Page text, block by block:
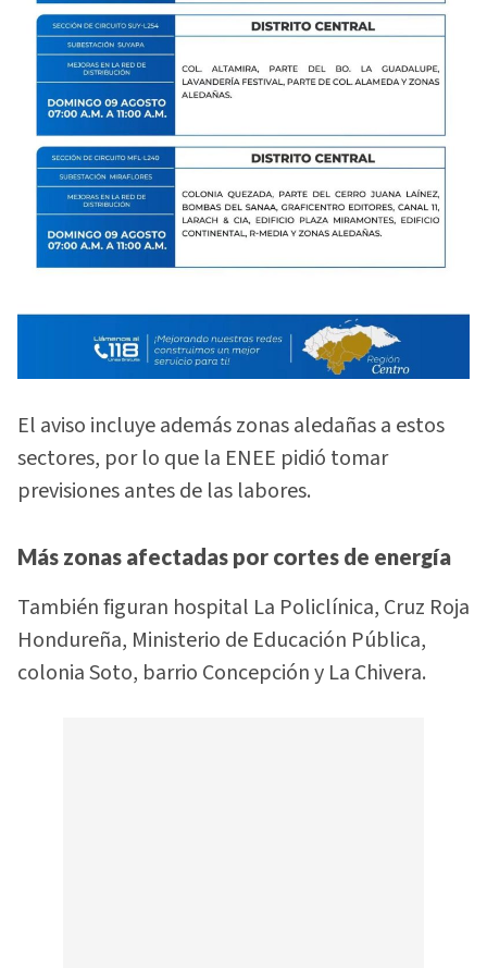
El aviso incluye además zonas aledañas a estos
sectores, por lo que la ENEE pidió tomar
previsiones antes de las labores.
Más zonas afectadas por cortes de energía
También figuran hospital La Policlínica, Cruz Roja
Hondureña, Ministerio de Educación Pública,
colonia Soto, barrio Concepción y La Chivera.